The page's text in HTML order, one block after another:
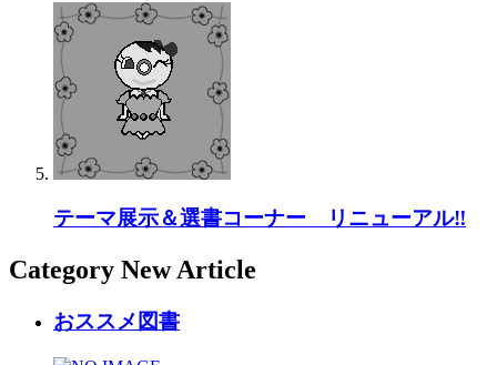
テーマ展示＆選書コーナー リニューアル‼
Category New Article
おススメ図書